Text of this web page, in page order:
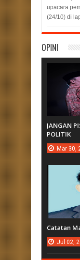
upacara
(24/10) di
OPINI
JANGAN
POLITIK
Mar 30,
Catatan
Jul 02,